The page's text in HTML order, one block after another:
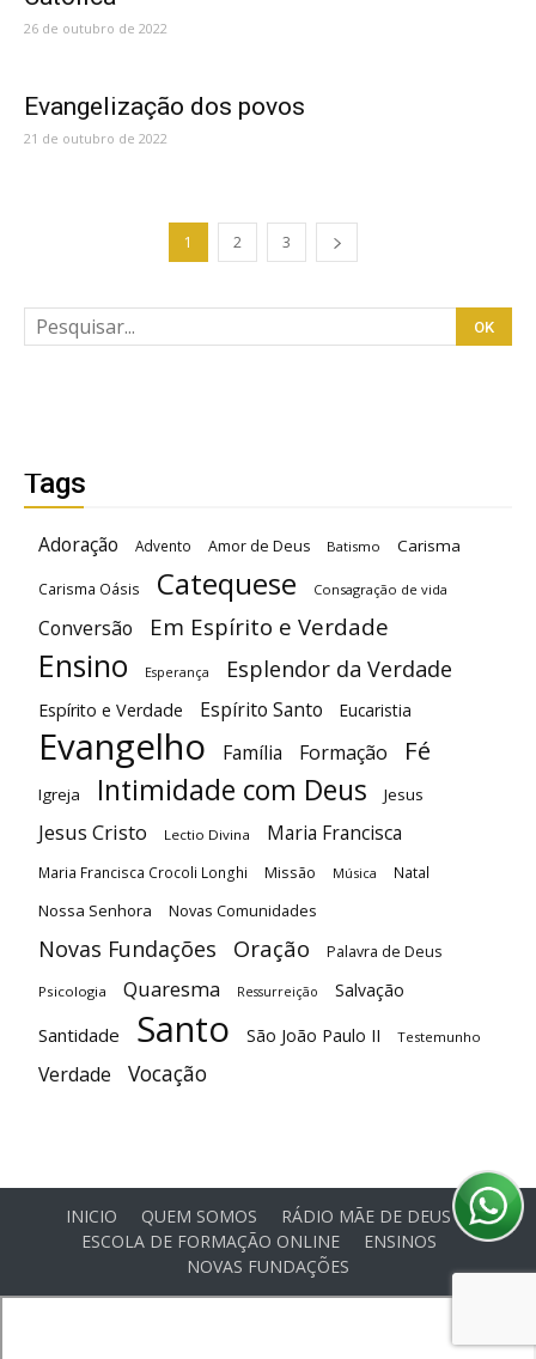
26 de outubro de 2022
Evangelização dos povos
21 de outubro de 2022
1 2 3
Tags
Adoração Advento Amor de Deus Batismo Carisma
Carisma Oásis Catequese Consagração de vida
Conversão Em Espírito e Verdade
Ensino Esperança Esplendor da Verdade
Espírito e Verdade Espírito Santo Eucaristia
Evangelho Família Formação Fé
Igreja Intimidade com Deus Jesus
Jesus Cristo Lectio Divina Maria Francisca
Maria Francisca Crocoli Longhi Missão Música Natal
Nossa Senhora Novas Comunidades
Novas Fundações Oração Palavra de Deus
Psicologia Quaresma Ressurreição Salvação
Santidade Santo São João Paulo II Testemunho
Verdade Vocação
INICIO QUEM SOMOS
RÁDIO MÃE DE DEUS
ESCOLA DE FORMAÇÃO ONLINE
ENSINOS
NOVAS FUNDAÇÕES